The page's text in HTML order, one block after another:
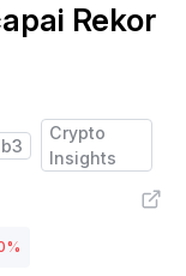
Rekor
Crypto
Insights
%